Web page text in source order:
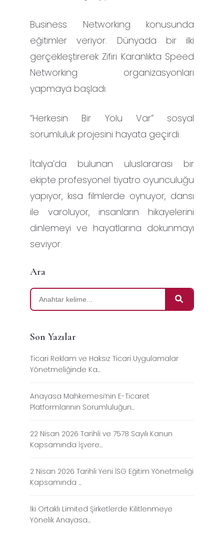
Business Networking konusunda
eğitimler veriyor. Dünyada bir ilki
gerçekleştirerek Zifiri Karanlıkta Speed
Networking organizasyonları
yapmaya başladı.
“Herkesin Bir Yolu Var” sosyal
sorumluluk projesini hayata geçirdi.
İtalya’da bulunan uluslararası bir
ekipte profesyonel tiyatro oyunculuğu
yapıyor, kısa filmlerde oynuyor, dansı
ile varoluyor, insanların hikayelerini
dinlemeyi ve hayatlarına dokunmayı
seviyor.
Ara
Son Yazılar
Ticari Reklam ve Haksız Ticari Uygulamalar
Yönetmeliğinde Ka...
Anayasa Mahkemesi’nin E-Ticaret
Platformlarının Sorumluluğun...
22 Nisan 2026 Tarihli ve 7578 Sayılı Kanun
Kapsamında İşvere...
2 Nisan 2026 Tarihli Yeni İSG Eğitim Yönetmeliği
Kapsamında ...
İki Ortaklı Limited Şirketlerde Kilitlenmeye
Yönelik Anayasa...